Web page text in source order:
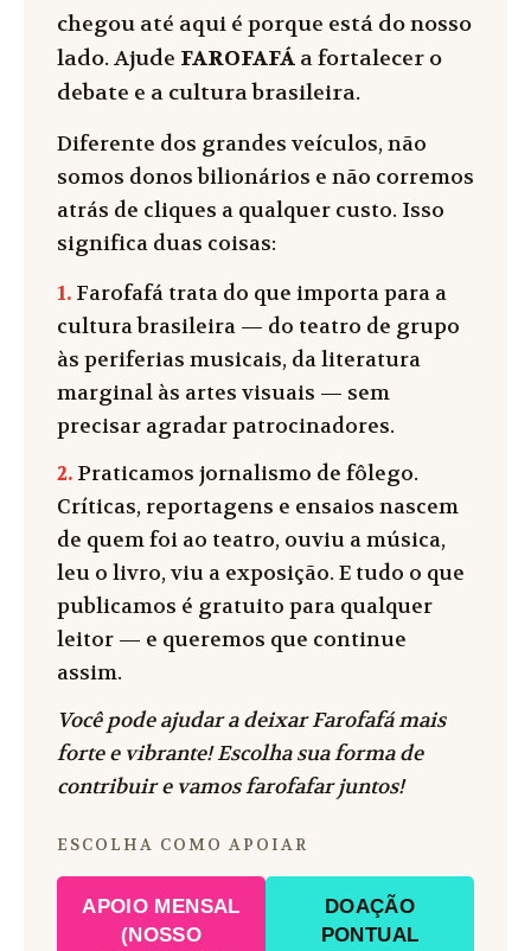
chegou até aqui é porque está do nosso
lado. Ajude FAROFAFÁ a fortalecer o
debate e a cultura brasileira.
Diferente dos grandes veículos, não
somos donos bilionários e não corremos
atrás de cliques a qualquer custo. Isso
significa duas coisas:
1. Farofafá trata do que importa para a
cultura brasileira — do teatro de grupo
às periferias musicais, da literatura
marginal às artes visuais — sem
precisar agradar patrocinadores.
2. Praticamos jornalismo de fôlego.
Críticas, reportagens e ensaios nascem
de quem foi ao teatro, ouviu a música,
leu o livro, viu a exposição. E tudo o que
publicamos é gratuito para qualquer
leitor — e queremos que continue
assim.
Você pode ajudar a deixar Farofafá mais
forte e vibrante! Escolha sua forma de
contribuir e vamos farofafar juntos!
ESCOLHA COMO APOIAR
APOIO MENSAL
(NOSSO
DOAÇÃO
PONTUAL